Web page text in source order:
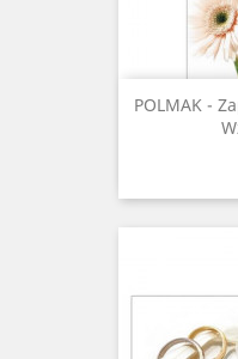
POLMAK -